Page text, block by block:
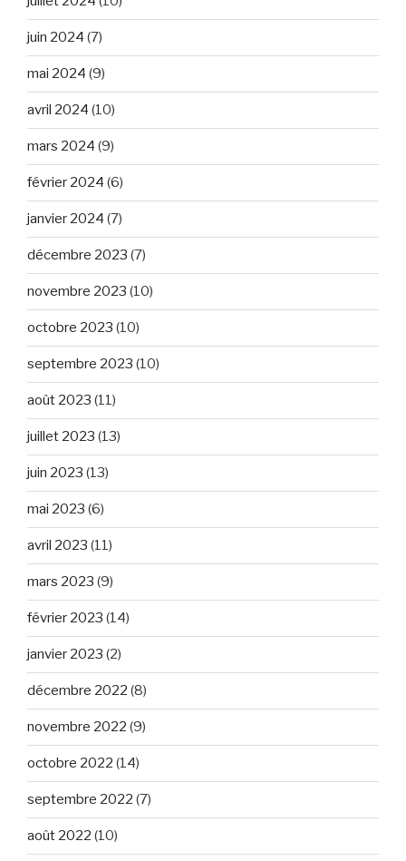
juin 2024 (7)
mai 2024 (9)
avril 2024 (10)
mars 2024 (9)
février 2024 (6)
janvier 2024 (7)
décembre 2023 (7)
novembre 2023 (10)
octobre 2023 (10)
septembre 2023 (10)
août 2023 (11)
juillet 2023 (13)
juin 2023 (13)
mai 2023 (6)
avril 2023 (11)
mars 2023 (9)
février 2023 (14)
janvier 2023 (2)
décembre 2022 (8)
novembre 2022 (9)
octobre 2022 (14)
septembre 2022 (7)
août 2022 (10)